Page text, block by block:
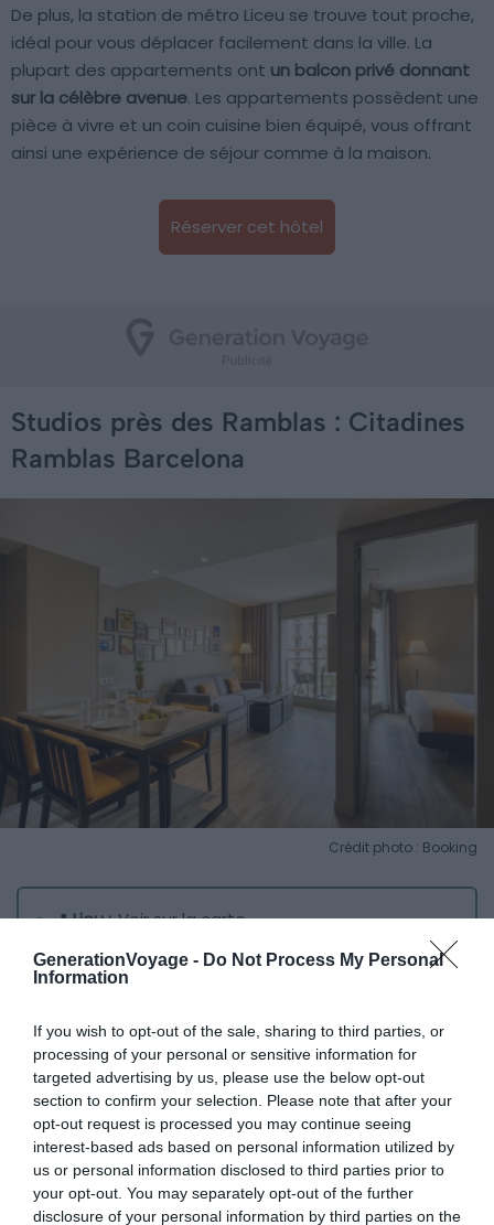
GenerationVoyage - Do Not Process My Personal
Information
If you wish to opt-out of the sale, sharing to third parties, or
processing of your personal or sensitive information for
targeted advertising by us, please use the below opt-out
section to confirm your selection. Please note that after your
opt-out request is processed you may continue seeing
interest-based ads based on personal information utilized by
us or personal information disclosed to third parties prior to
your opt-out. You may separately opt-out of the further
disclosure of your personal information by third parties on the
De plus, la station de métro Liceu se trouve tout proche,
idéal pour vous déplacer facilement dans la ville. La
plupart des appartements ont un balcon privé donnant
sur la célèbre avenue. Les appartements possèdent une
pièce à vivre et un coin cuisine bien équipé, vous offrant
ainsi une expérience de séjour comme à la maison.
Réserver cet hôtel
Studios près des Ramblas : Citadines
Ramblas Barcelona
Crédit photo : Booking
📍Lieu :Voir sur la carte
💶Gamme :Confort
💙On aime :
La localisation en plein centre est parfaite. L’endroit est
situéprès de nombreux restaurants, bars et boutiques
vous avez tout ce qu’il faut pour divertir et vous
restaurer. Normal, puisque cet appart’hôtel à Barcelone
se trouvesur le célèbre boulevard des « Ramblas »,
l’artère la plus emblématique et la plus animée de
Barcelone. Enfin, la station de métro Plaza Catalunya à